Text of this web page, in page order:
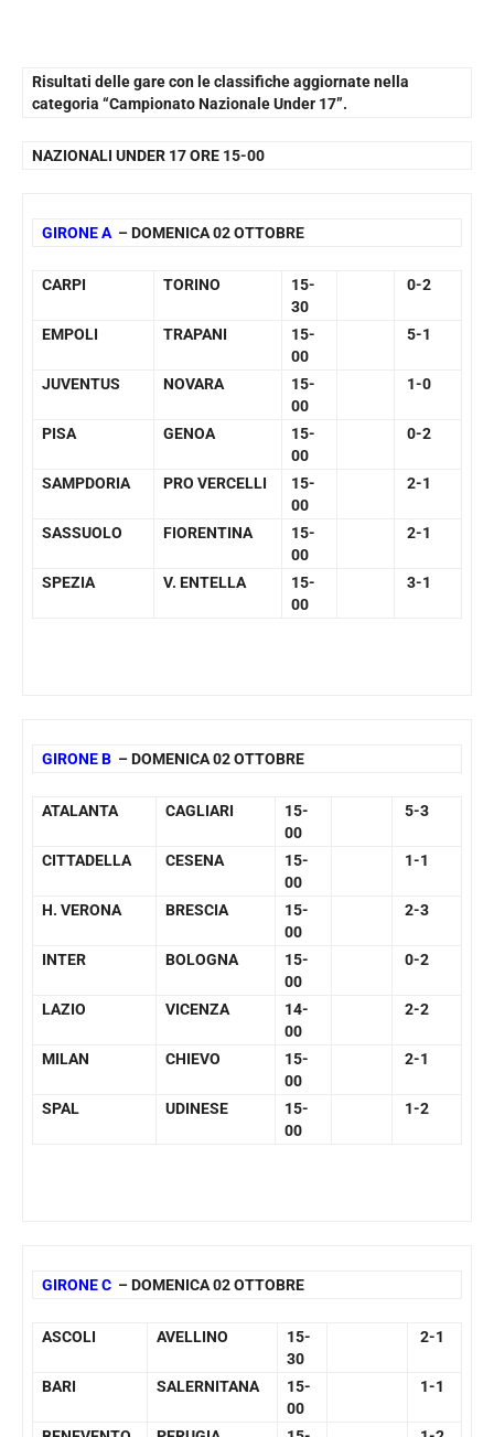
Risultati delle gare con le classifiche aggiornate nella
categoria “Campionato Nazionale Under 17”.
NAZIONALI UNDER 17 ORE 15-00
GIRONE A – DOMENICA 02 OTTOBRE
CARPI TORINO
15-
30
0-2
EMPOLI TRAPANI
15-
00
5-1
JUVENTUS NOVARA
15-
00
1-0
PISA GENOA
15-
00
0-2
SAMPDORIA PRO VERCELLI
15-
00
2-1
SASSUOLO FIORENTINA
15-
00
2-1
SPEZIA V. ENTELLA
15-
00
3-1
GIRONE B – DOMENICA 02 OTTOBRE
ATALANTA CAGLIARI
15-
00
5-3
CITTADELLA CESENA
15-
00
1-1
H. VERONA BRESCIA
15-
00
2-3
INTER BOLOGNA
15-
00
0-2
LAZIO VICENZA
14-
00
2-2
MILAN CHIEVO
15-
00
2-1
SPAL UDINESE
15-
00
1-2
GIRONE C – DOMENICA 02 OTTOBRE
ASCOLI AVELLINO
15-
30
2-1
BARI SALERNITANA
15-
00
1-1